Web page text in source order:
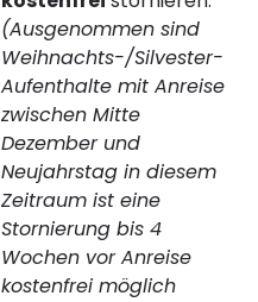
(Ausgenommen sind
Weihnachts-/Silvester-
Aufenthalte mit Anreise
zwischen Mitte
Dezember und
Neujahrstag in diesem
Zeitraum ist eine
Stornierung bis 4
Wochen vor Anreise
kostenfrei möglich